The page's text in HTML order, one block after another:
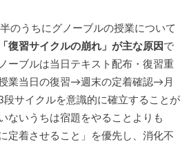
のうちにグノーブルの授業について
「復習サイクルの崩れ」が主な原因 で
ーブルは当日テキスト配布・復習重
業当日の復習→週末の定着確認→月
サイクルを意識的に確立することが
ないうちは宿題をやることよりも
定着させること」を優先し、消化不